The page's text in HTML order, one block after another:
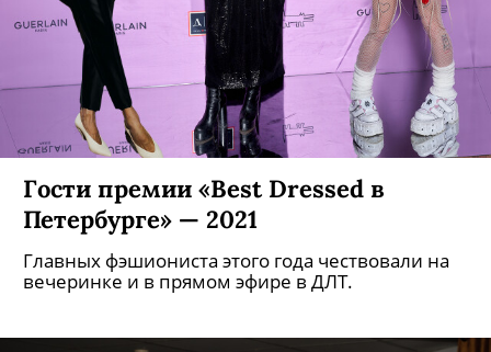
Гости премии «Best Dressed в
Петербурге» — 2021
Главных фэшиониста этого года чествовали на
вечеринке и в прямом эфире в ДЛТ.